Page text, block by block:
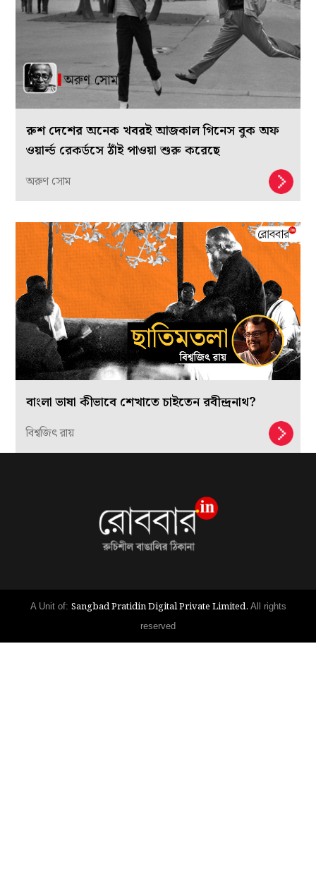
রুশ দেশের অনেক খবরই আজকাল গিনেস বুক অফ
ওয়ার্ল্ড রেকর্ডসে ঠাঁই পাওয়া শুরু করেছে
অরুণ সোম
বাংলা ভাষা কীভাবে শেখাতে চাইতেন রবীন্দ্রনাথ?
বিশ্বজিৎ রায়
A Unit of: Sangbad Pratidin Digital Private Limited. All rights
reserved